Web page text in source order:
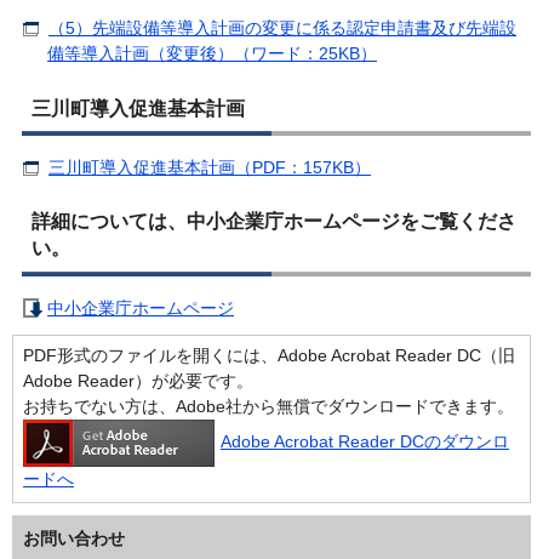
（5）先端設備等導入計画の変更に係る認定申請書及び先端設
備等導入計画（変更後）（ワード：25KB）
三川町導入促進基本計画
三川町導入促進基本計画（PDF：157KB）
詳細については、中小企業庁ホームページをご覧くださ
い。
中小企業庁ホームページ
PDF形式のファイルを開くには、Adobe Acrobat Reader DC（旧
Adobe Reader）が必要です。
お持ちでない方は、Adobe社から無償でダウンロードできます。
Adobe Acrobat Reader DCのダウンロ
ードへ
お問い合わせ